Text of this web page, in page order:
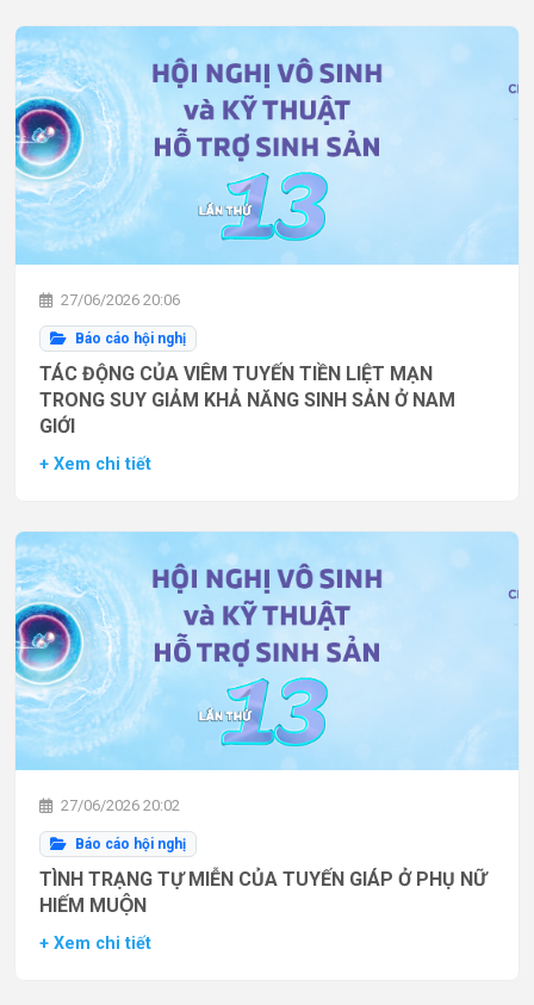
27/06/2026 20:06
Báo cáo hội nghị
TÁC ĐỘNG CỦA VIÊM TUYẾN TIỀN LIỆT MẠN
TRONG SUY GIẢM KHẢ NĂNG SINH SẢN Ở NAM
GIỚI
+ Xem chi tiết
27/06/2026 20:02
Báo cáo hội nghị
TÌNH TRẠNG TỰ MIỄN CỦA TUYẾN GIÁP Ở PHỤ NỮ
HIẾM MUỘN
+ Xem chi tiết